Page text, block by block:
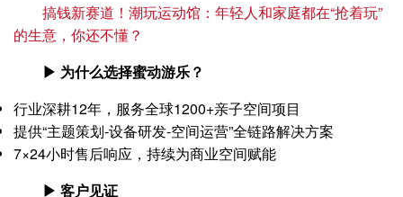
搞钱新赛道！潮玩运动馆：年轻人和家庭都在“抢着玩”
的生意，你还不懂？
▶ 为什么选择蜜动游乐？
行业深耕12年，服务全球1200+亲子空间项目
提供“主题策划-设备研发-空间运营”全链路解决方案
7×24小时售后响应，持续为商业空间赋能
▶ 客户见证